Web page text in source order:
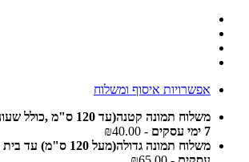
אפשרויות איסוף ומשלוח
7 ימי עסקים
- ₪40.00